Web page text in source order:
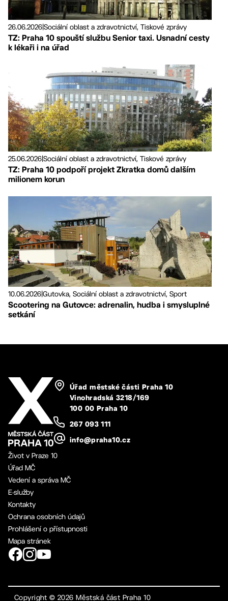
26.06.2026Sociální oblast a zdravotnictví, Tiskové zprávy
TZ: Praha 10 spouští službu Senior taxi. Usnadní cesty
k lékaři i na úřad
25.06.2026Sociální oblast a zdravotnictví, Tiskové zprávy
TZ: Praha 10 podpoří projekt Zkratka domů dalším
milionem korun
10.06.2026Gutovka, Sociální oblast a zdravotnictví, Sport
Scootering na Gutovce: adrenalin, hudba i smysluplné
setkání
Úřad městské části Praha 10
Vinohradská 3218/169
100 00 Praha 10
267 093 111
info@praha10.cz
Život v Praze 10
Úřad MČ
Vedení a správa MČ
E-služby
Kontakty
Ochrana osobních údajů
Prohlášení o přístupnosti
Mapa stránek
Copyright ©2026 Městská část Praha 10